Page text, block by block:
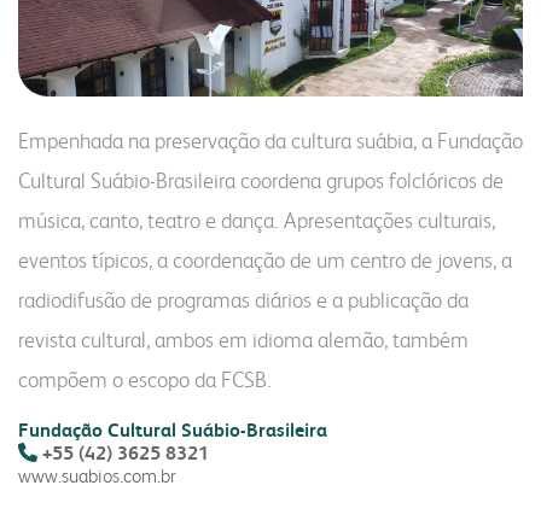
nossa conduta
vídeo nossa conduta
programa nossa conduta
código de conduta
canal de conduta
fornecedores
seja fornecedor
gestão integrada
responsabilidade social
nossa cultura
autoavaliação
serviços e sistemas
webmail:
groupwise
outlook
notícias fale conosco
contatos comerciais
portfólio resumido
onde encontrar
Empenhada na preservação da cultura suábia, a Fundação
Cultural Suábio-Brasileira coordena grupos folclóricos de
música, canto, teatro e dança. Apresentações culturais,
eventos típicos, a coordenação de um centro de jovens, a
radiodifusão de programas diários e a publicação da
revista cultural, ambos em idioma alemão, também
compõem o escopo da FCSB.
Fundação Cultural Suábio-Brasileira
+55 (42) 3625 8321
www.suabios.com.br